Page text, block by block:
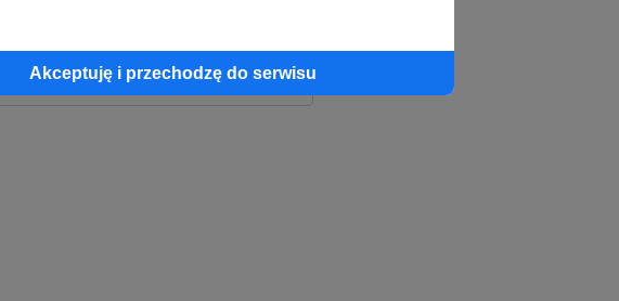
Akceptuję i przechodzę do serwisu
Kontynuuj z Apple